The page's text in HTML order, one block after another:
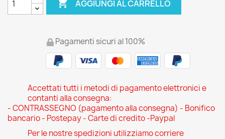
 AGGIUNGI AL CARRELLO
Pagamenti sicuri al 100%
Accettati tutti i metodi di pagamento elettronici e
contanti alla consegna:
- CONTRASSEGNO (pagamento alla consegna) - Bonifico
bancario - Postepay - Carte di credito -Paypal
Per le nostre spedizioni utilizziamo corriere